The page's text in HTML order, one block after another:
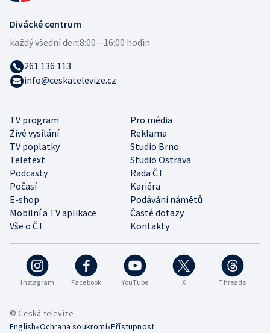
Instagram Facebook YouTube X Threads
TV program
Pro média
Živé vysílání
Reklama
TV poplatky
Studio Brno
Teletext
Studio Ostrava
Podcasty
Rada ČT
Počasí
Kariéra
E-shop
Podávání námětů
Mobilní a TV aplikace
Časté dotazy
Vše o ČT
Kontakty
Divácké centrum
každý všední den:8:00—16:00 hodin
261 136 113
info@ceskatelevize.cz
© Česká televize
English•Ochrana soukromí•Přístupnost